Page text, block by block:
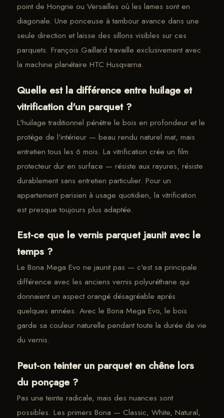
point de Hongrie ou Versailles où les lames sont en
diagonale. Une ponceuse à tambour avance dans une
seule direction et laisse des sillons visibles sur ces
parquets. François Gaillard travaille exclusivement avec
la machine planétaire HTC Husqvarna.
Quelle est la différence entre huilage et
vitrification d'un parquet ?
L'huilage traditionnel pénètre le bois en profondeur et le
protège de l'intérieur — beau rendu naturel mat, mais
entretien tous les 6 mois. La vitrification crée un film
protecteur dur en surface — résiste aux rayures, résiste
durablement sans entretien particulier. Pour un
appartement parisien à usage quotidien, la vitrification
est presque toujours plus adaptée.
Est-ce que le vernis parquet jaunit avec le
temps ?
Le Bona Mega Evo ne jaunit pas — c'est sa principale
différence avec les anciens vernis polyuréthane qui
donnaient un aspect orangé désagréable après
quelques années. Avec le Bona Mega Evo, le bois
garde sa couleur naturelle pendant toute la durée de vie
du vernis.
Peut-on teinter un parquet en chêne lors
du ponçage ?
Pas une teinte radicale, mais des nuances sont
possibles. Les primers Bona — Classic, White, Natural,